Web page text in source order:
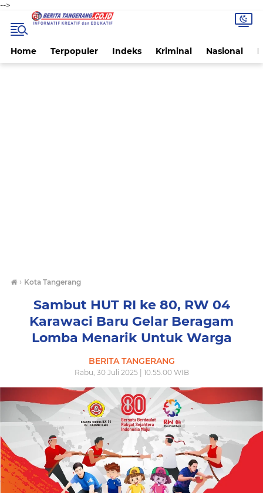
-->
Home Terpopuler Indeks Kriminal Nasional
› Kota Tangerang
Sambut HUT RI ke 80, RW 04
Karawaci Baru Gelar Beragam
Lomba Menarik Untuk Warga
BERITA TANGERANG
Rabu, 30 Juli 2025 | 10.55.00 WIB